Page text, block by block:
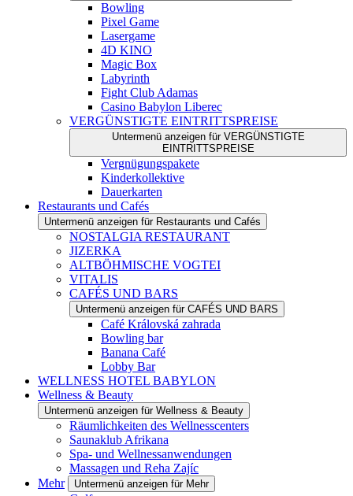
Bowling
Pixel Game
Lasergame
4D KINO
Magic Box
Labyrinth
Fight Club Adamas
Casino Babylon Liberec
VERGÜNSTIGTE EINTRITTSPREISE
Untermenü anzeigen für VERGÜNSTIGTE
EINTRITTSPREISE
Vergnügungspakete
Kinderkollektive
Dauerkarten
Restaurants und Cafés
Untermenü anzeigen für Restaurants und Cafés
NOSTALGIA RESTAURANT
JIZERKA
ALTBÖHMISCHE VOGTEI
VITALIS
CAFÉS UND BARS
Untermenü anzeigen für CAFÉS UND BARS
Café Královská zahrada
Bowling bar
Banana Café
Lobby Bar
WELLNESS HOTEL BABYLON
Wellness & Beauty
Untermenü anzeigen für Wellness & Beauty
Räumlichkeiten des Wellnesscenters
Saunaklub Afrikana
Spa- und Wellnessanwendungen
Massagen und Reha Zajíc
Mehr
Untermenü anzeigen für Mehr